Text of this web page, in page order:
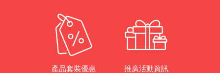
產品套裝優惠 推廣活動資訊